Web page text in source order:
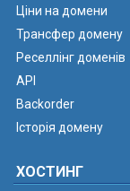
Ціни на домени
Трансфер домену
Реселлінг доменів
API
Backorder
Історія домену
ХОСТИНГ